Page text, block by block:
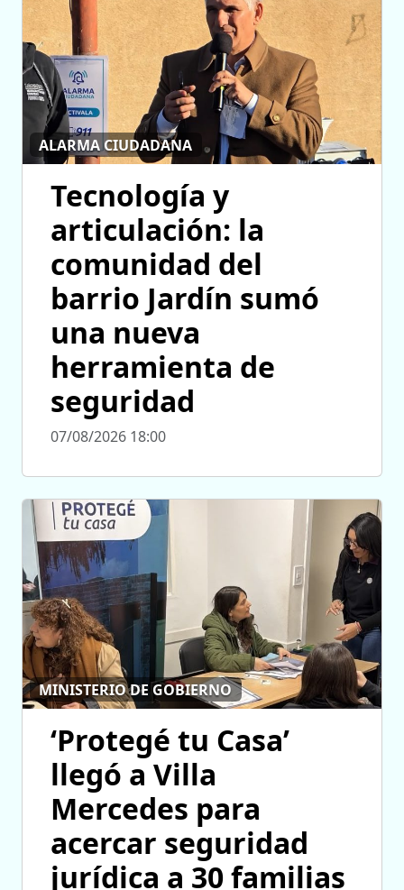
ALARMA CIUDADANA
Tecnología y
articulación: la
comunidad del
barrio Jardín sumó
una nueva
herramienta de
seguridad
07/08/2026 18:00
MINISTERIO DE GOBIERNO
‘Protegé tu Casa’
llegó a Villa
Mercedes para
acercar seguridad
jurídica a 30 familias